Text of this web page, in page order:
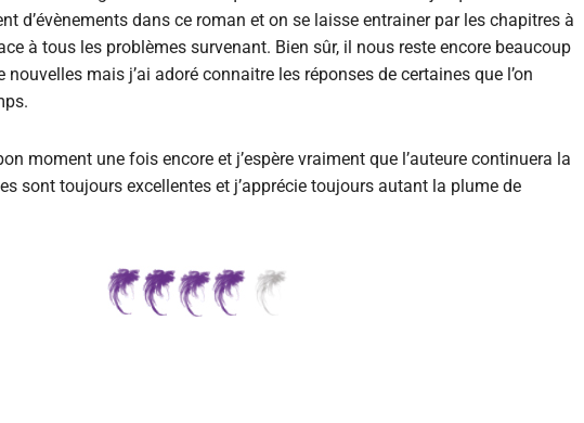
d’évènements dans ce roman et on se laisse entrainer par les chapitres à
à tous les problèmes survenant. Bien sûr, il nous reste encore beaucoup
mais j’ai adoré connaitre les réponses de certaines que l’on
moment une fois encore et j’espère vraiment que l’auteure continuera la
sont toujours excellentes et j’apprécie toujours autant la plume de